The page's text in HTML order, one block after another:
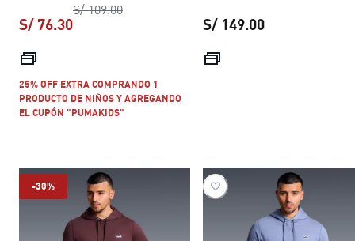
S/ 109.00precio original S/ 109.00
S/ 76.30
25% OFF EXTRA COMPRANDO 1
PRODUCTO DE NIÑOS Y AGREGANDO
EL CUPÓN "PUMAKIDS"
S/ 149.00
-30%